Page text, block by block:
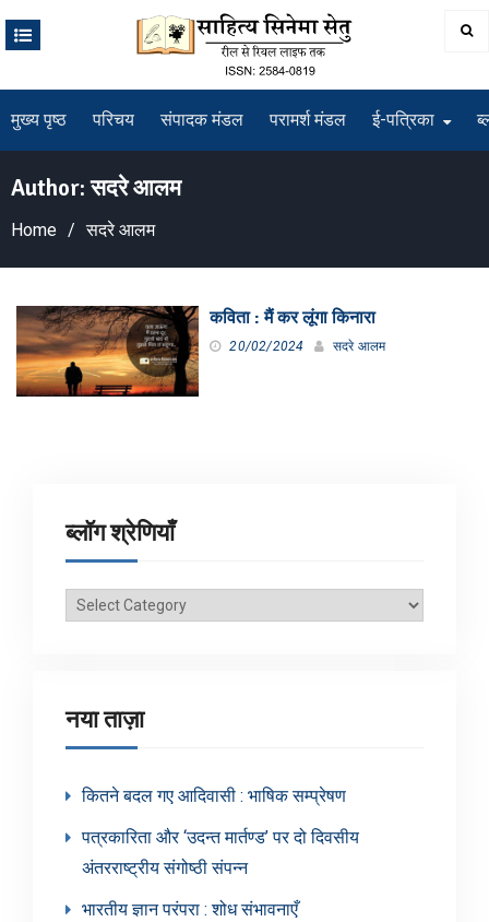
मुख्य पृष्ठ परिचय संपादक मंडल परामर्श मंडल ई-पत्रिका
Author:सदरे आलम
Home सदरे आलम
कविता : मैं कर लूंगा किनारा
20/02/2024 सदरे आलम
ब्लॉग श्रेणियाँ
ब्लॉग
नया ताज़ा
कितने बदल गए आदिवासी : भाषिक सम्प्रेषण
पत्रकारिता और ‘उदन्त मार्तण्ड’ पर दो दिवसीय
अंतरराष्ट्रीय संगोष्ठी संपन्न
भारतीय ज्ञान परंपरा : शोध संभावनाएँ